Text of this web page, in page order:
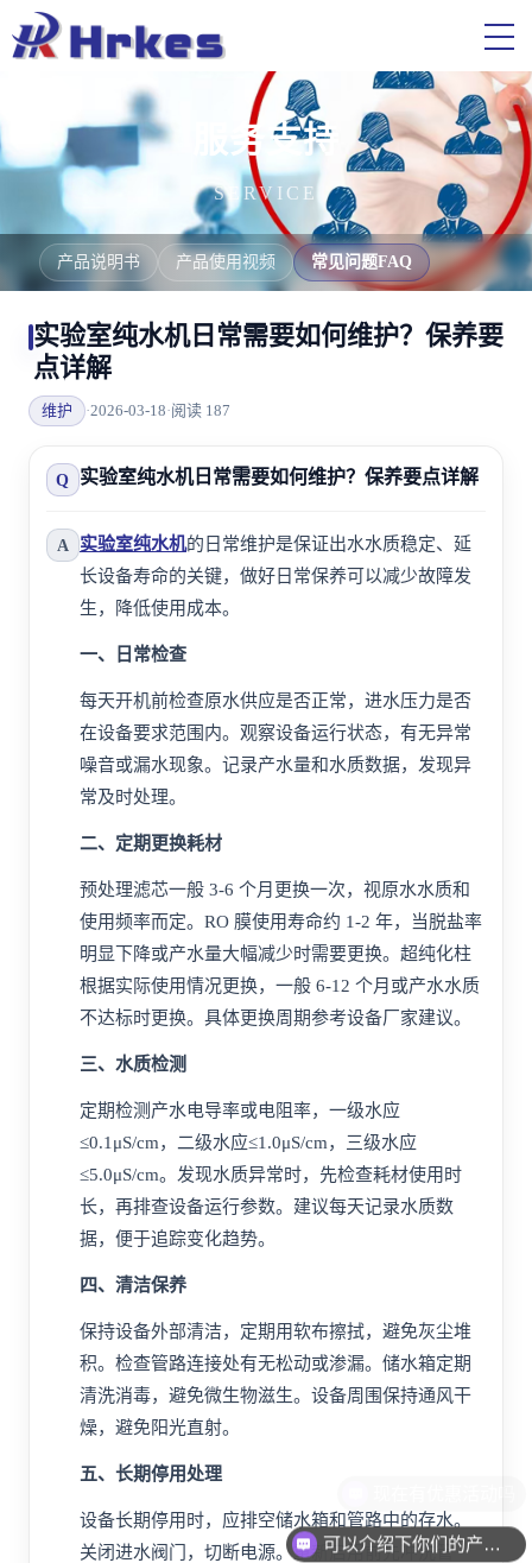
服务支持
SERVICE
产品说明书 产品使用视频 常见问题FAQ
实验室纯水机日常需要如何维护？保养要
点详解
维护 ·2026-03-18·阅读 187
Q 实验室纯水机日常需要如何维护？保养要点详解
A 实验室纯水机的日常维护是保证出水水质稳定、延
长设备寿命的关键，做好日常保养可以减少故障发
生，降低使用成本。
一、日常检查
每天开机前检查原水供应是否正常，进水压力是否
在设备要求范围内。观察设备运行状态，有无异常
噪音或漏水现象。记录产水量和水质数据，发现异
常及时处理。
二、定期更换耗材
预处理滤芯一般 3-6 个月更换一次，视原水水质和
使用频率而定。 RO膜使用寿命约 1-2 年，当脱盐率
明显下降或产水量大幅减少时需要更换。超纯化柱
根据实际使用情况更换，一般 6-12 个月或产水水质
不达标时更换。具体更换周期参考设备厂家建议。
三、水质检测
定期检测产水电导率或电阻率，一级水应
≤0.1μS/cm，二级水应≤1.0μS/cm，三级水应
≤5.0μS/cm。发现水质异常时，先检查耗材使用时
长，再排查设备运行参数。建议每天记录水质数
据，便于追踪变化趋势。
四、清洁保养
保持设备外部清洁，定期用软布擦拭，避免灰尘堆
积。检查管路连接处有无松动或渗漏。储水箱定期
清洗消毒，避免微生物滋生。设备周围保持通风干
燥，避免阳光直射。
五、长期停用处理
设备长期停用时，应排空储水箱和管路中的存水。
关闭进水阀门，切断电源。重新启用前先冲洗管
可以介绍下你们的产品么